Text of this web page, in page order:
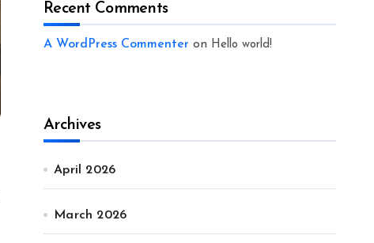
Recent Comments
A WordPress Commenter on Hello world!
Archives
April 2026
March 2026